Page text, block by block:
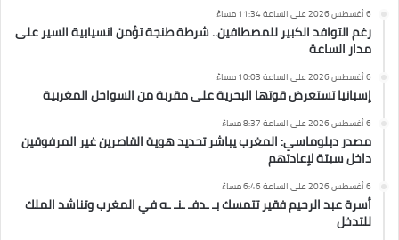
6 أغسطس 2026 على الساعة 11:34 مساءً
رغم التوافد الكبير للمصطافين.. شرطة طنجة تؤمن انسيابية السير على
مدار الساعة
6 أغسطس 2026 على الساعة 10:03 مساءً
إسبانيا تستعرض قوتها البحرية على مقربة من السواحل المغربية
6 أغسطس 2026 على الساعة 8:37 مساءً
مصدر دبلوماسي: المغرب يباشر تحديد هوية القاصرين غير المرفوقين
داخل سبتة لإعادتهم
6 أغسطس 2026 على الساعة 6:46 مساءً
أسرة عبد الرحيم فقير تتمسك بـ ـدفـ ـنـ ـه في المغرب وتناشد الملك
للتدخل